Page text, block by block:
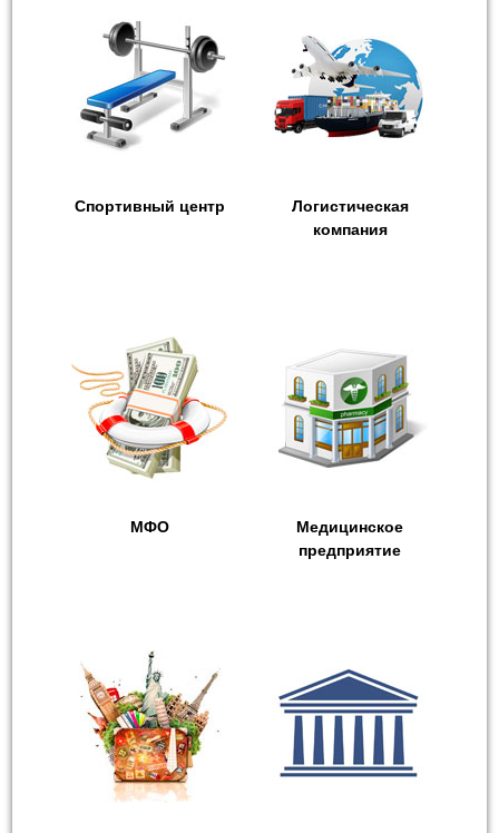
Спортивный центр
Логистическая
компания
МФО
Медицинское
предприятие